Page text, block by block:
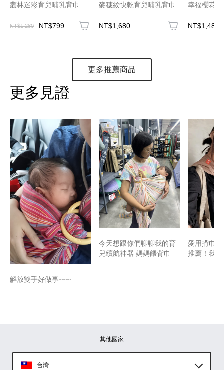
叢林迷彩育兒哺乳背巾
NT$1,280 NT$799
麥穗紋快乾育兒哺乳背巾
NT$1,680
幸福櫻花
NT$1,480
更多推薦商品
更多見證
解放雙手好做事~~~
​​​今天想跟你們聊聊我的育
兒續航神器 ​媽媽餵背巾
愛用揹巾
推薦！我
其他國家
台灣